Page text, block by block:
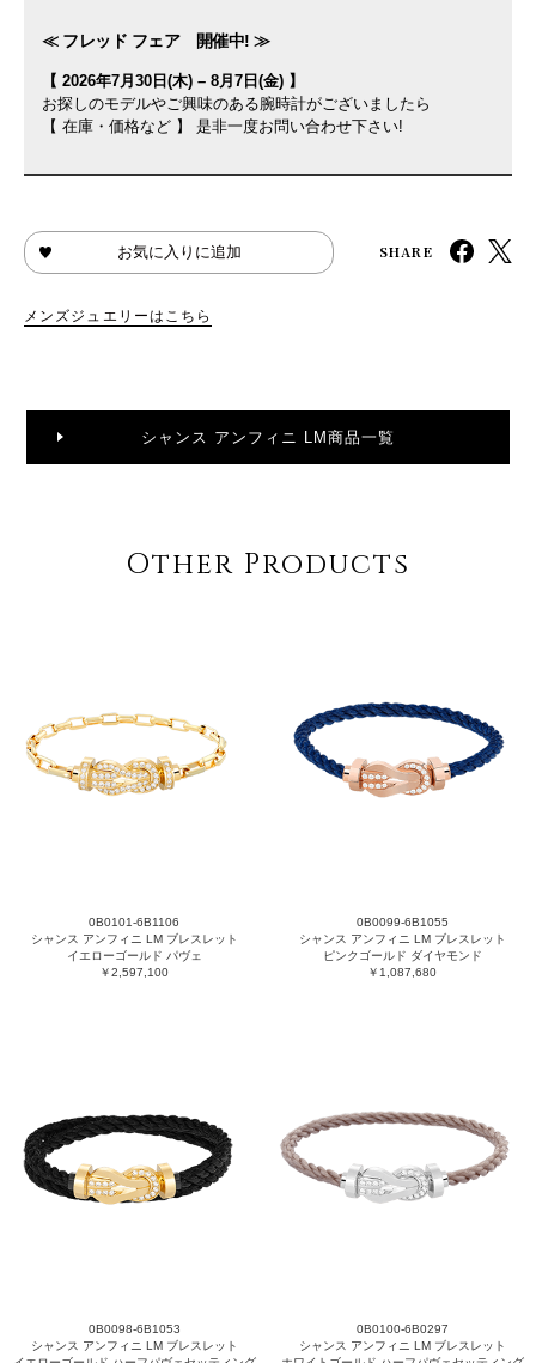
≪ フレッド フェア 開催中! ≫
【 2026年7月30日(木) – 8月7日(金) 】
お探しのモデルやご興味のある腕時計がございましたら
【 在庫・価格など 】 是非一度お問い合わせ下さい!
お気に入りに追加 SHARE
メンズジュエリーはこちら
シャンス アンフィニ LM商品一覧
Other Products
0B0101-6B1106
シャンス アンフィニ LM ブレスレット
イエローゴールド パヴェ
￥2,597,100
0B0099-6B1055
シャンス アンフィニ LM ブレスレット
ピンクゴールド ダイヤモンド
￥1,087,680
0B0098-6B1053
シャンス アンフィニ LM ブレスレット
0B0100-6B0297
シャンス アンフィニ LM ブレスレット